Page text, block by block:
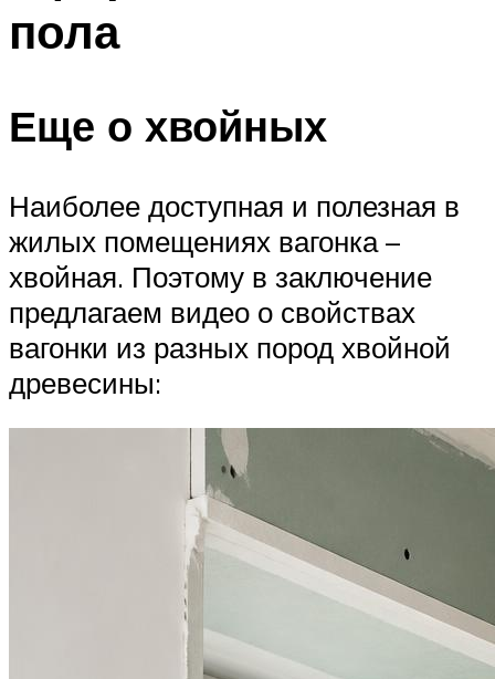
пола
Еще о хвойных
Наиболее доступная и полезная в
жилых помещениях вагонка –
хвойная. Поэтому в заключение
предлагаем видео о свойствах
вагонки из разных пород хвойной
древесины: